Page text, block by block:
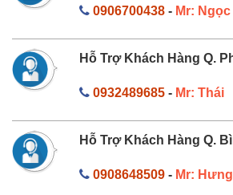
0906700438- Mr: Ngọc
Hỗ Trợ Khách Hàng Q.
0932489685- Mr: Thái
Hỗ Trợ Khách Hàng Q.
0908648509- Mr: Hưng